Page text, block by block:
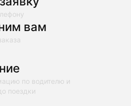
вам
по водителю и
поездки